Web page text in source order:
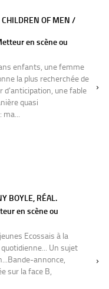
OF MEN /
en scène ou
enfants, une femme
la plus recherchée de
d'anticipation, une fable
quasi
ma...
BOYLE, RÉAL.
en scène ou
Ecossais à la
Un sujet
annonce,
sur la face B,